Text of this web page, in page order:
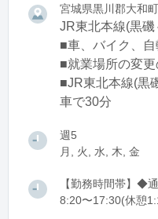
宮城県黒川郡大和町
JR東北本線(黒
■車、バイク、
■就業場所の変
■JR東北本線(黒
車で30分
週5
月, 火, 水, 木, 金
【勤務時間帯】◆
8:20〜17:30(休憩